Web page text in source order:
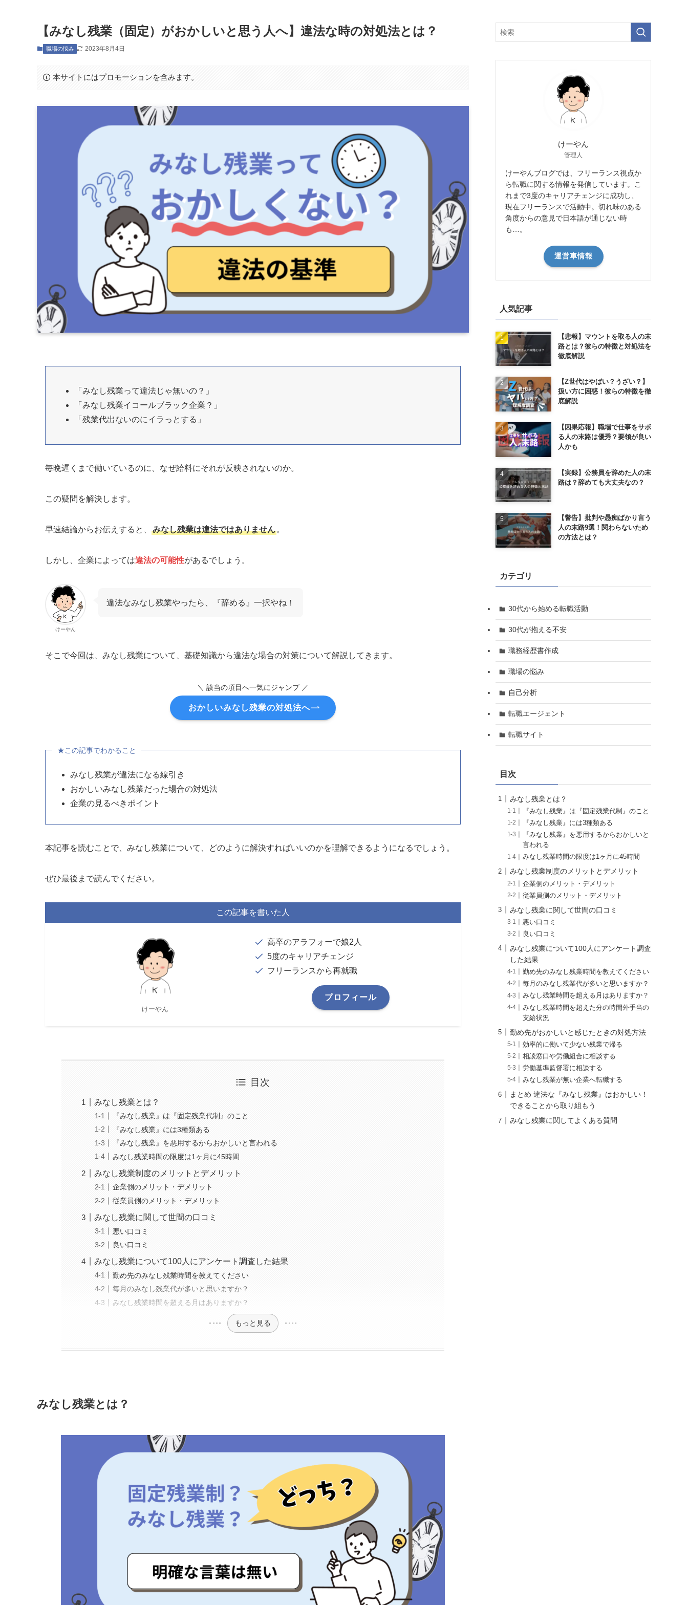
【みなし残業（固定）がおかしいと思う人へ】違法な時の対処法とは？
職場の悩み 2023年8月4日
本サイトにはプロモーションを含みます。
「みなし残業って違法じゃ無いの？」
「みなし残業イコールブラック企業？」
「残業代出ないのにイラっとする」
毎晩遅くまで働いているのに、なぜ給料にそれが反映されないのか。
この疑問を解決します。
早速結論からお伝えすると、 みなし残業は違法ではありません 。
しかし、企業によっては違法の可能性があるでしょう。
けーやん
違法なみなし残業やったら、『辞める』一択やね！
そこで今回は、みなし残業について、基礎知識から違法な場合の対策について解説してきます。
＼ 該当の項目へ一気にジャンプ ／
おかしいみなし残業の対処法へ
★この記事でわかること
みなし残業が違法になる線引き
おかしいみなし残業だった場合の対処法
企業の見るべきポイント
本記事を読むことで、みなし残業について、どのように解決すればいいのかを理解できるようになるでしょう。
ぜひ最後まで読んでください。
この記事を書いた人
けーやん
高卒のアラフォーで娘2人
5度のキャリアチェンジ
フリーランスから再就職
プロフィール
目次
みなし残業とは？
『みなし残業』は『固定残業代制』のこと
『みなし残業』には3種類ある
『みなし残業』を悪用するからおかしいと言われる
みなし残業時間の限度は1ヶ月に45時間
みなし残業制度のメリットとデメリット
企業側のメリット・デメリット
従業員側のメリット・デメリット
みなし残業に関して世間の口コミ
悪い口コミ
良い口コミ
みなし残業について100人にアンケート調査した結果
勤め先のみなし残業時間を教えてください
毎月のみなし残業代が多いと思いますか？
みなし残業時間を超える月はありますか？
もっと見る
みなし残業とは？
けーやん
管理人
けーやんブログでは、フリーランス視点か
ら転職に関する情報を発信しています。こ
れまで3度のキャリアチェンジに成功し、
現在フリーランスで活動中。切れ味のある
角度からの意見で日本語が通じない時
も…。
運営車情報
人気記事
【悲報】マウントを取る人の末
路とは？彼らの特徴と対処法を
徹底解説
【Z世代はやばい？うざい？】
扱い方に困惑！彼らの特徴を徹
底解説
【因果応報】職場で仕事をサボ
る人の末路は優秀？要領が良い
人かも
【実録】公務員を辞めた人の末
路は？辞めても大丈夫なの？
【警告】批判や愚痴ばかり言う
人の末路9選！関わらないため
の方法とは？
カテゴリ
30代から始める転職活動
30代が抱える不安
職務経歴書作成
職場の悩み
自己分析
転職エージェント
転職サイト
目次
みなし残業とは？
『みなし残業』は『固定残業代制』のこと
『みなし残業』には3種類ある
『みなし残業』を悪用するからおかしいと
言われる
みなし残業時間の限度は1ヶ月に45時間
みなし残業制度のメリットとデメリット
企業側のメリット・デメリット
従業員側のメリット・デメリット
みなし残業に関して世間の口コミ
悪い口コミ
良い口コミ
みなし残業について100人にアンケート調査
した結果
勤め先のみなし残業時間を教えてください
毎月のみなし残業代が多いと思いますか？
みなし残業時間を超える月はありますか？
みなし残業時間を超えた分の時間外手当の
支給状況
勤め先がおかしいと感じたときの対処方法
効率的に働いて少ない残業で帰る
相談窓口や労働組合に相談する
労働基準監督署に相談する
みなし残業が無い企業へ転職する
まとめ 違法な『みなし残業』はおかしい！
できることから取り組もう
みなし残業に関してよくある質問